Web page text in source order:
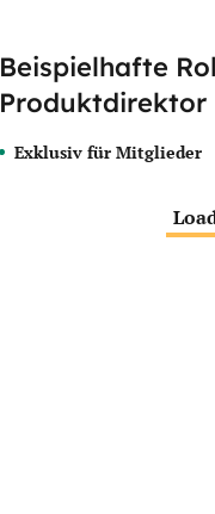
Beispielhafte
Produktdirektor
Exklusiv für Mitglieder